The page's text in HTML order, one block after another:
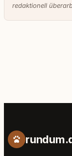
redaktionell